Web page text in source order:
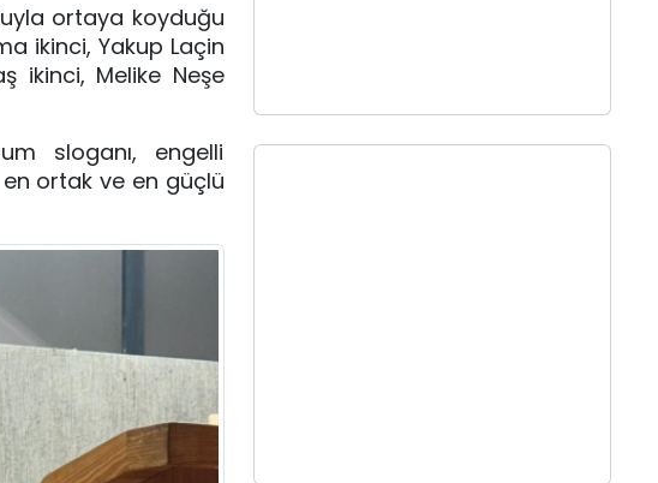
ortaya koyduğu
ikinci, Yakup Laçin
ikinci, Melike Neşe
sloganı, engelli
ortak ve en güçlü